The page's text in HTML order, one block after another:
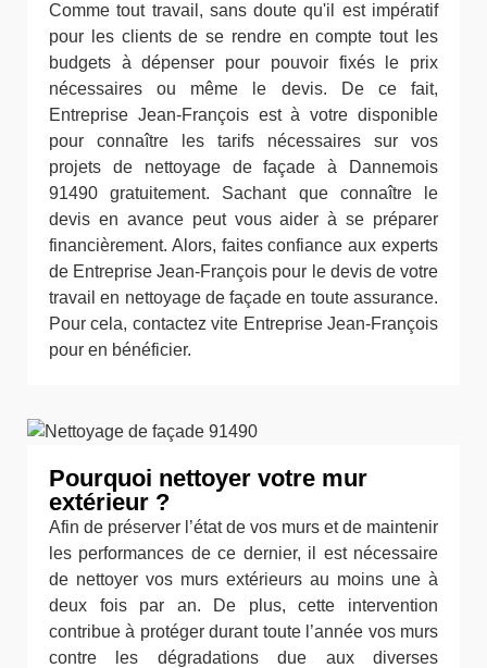
Comme tout travail, sans doute qu'il est impératif
pour les clients de se rendre en compte tout les
budgets à dépenser pour pouvoir fixés le prix
nécessaires ou même le devis. De ce fait,
Entreprise Jean-François est à votre disponible
pour connaître les tarifs nécessaires sur vos
projets de nettoyage de façade à Dannemois
91490 gratuitement. Sachant que connaître le
devis en avance peut vous aider à se préparer
financièrement. Alors, faites confiance aux experts
de Entreprise Jean-François pour le devis de votre
travail en nettoyage de façade en toute assurance.
Pour cela, contactez vite Entreprise Jean-François
pour en bénéficier.
Pourquoi nettoyer votre mur
extérieur ?
Afin de préserver l’état de vos murs et de maintenir
les performances de ce dernier, il est nécessaire
de nettoyer vos murs extérieurs au moins une à
deux fois par an. De plus, cette intervention
contribue à protéger durant toute l’année vos murs
contre les dégradations due aux diverses